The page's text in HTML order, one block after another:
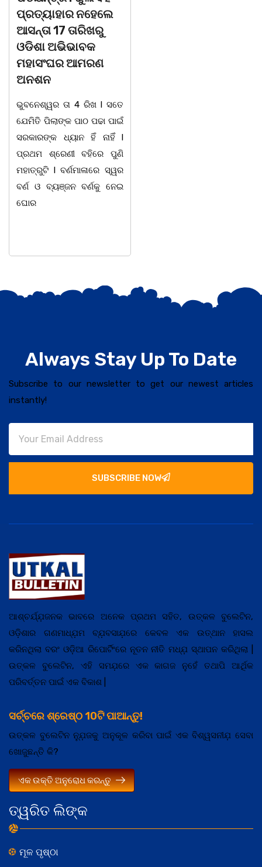
ପ୍ରତ୍ୟାହାର ନହେଲେ
ଆସନ୍ତା 17 ତାରିଖରୁ
ଓଡିଶା ଅଭିଭାବକ
ମହାସଂଘର ଆମରଣ
ଅନଶନ
ଭୁବନେଶ୍ୱର ତା 4 ରିଖ l ସତେ
ଯେମିତି ପିଲାଙ୍କ ପାଠ ପଢା ପାଇଁ
ସରକାରଙ୍କ ଧ୍ୟାନ ହିଁ ନାହିଁ l
ପ୍ରଥମ ଶ୍ରେଣୀ ବହିରେ ପୁଣି
ମହାତ୍ରୁଟି l ବର୍ଣମାଳାରେ ସ୍ୱର
ବର୍ଣ ଓ ବ୍ୟଞ୍ଜନ ବର୍ଣକୁ ନେଇ
ଘୋର
Always Stay Up To Date
Subscribe to our newsletter to get our newest articles
instantly!
SUBSCRIBE NOW
ତ୍ୱରିତ ଲିଙ୍କ
ମୂଳ ପୃଷ୍ଠା
ଆଶ୍ଚର୍ଯ୍ଯ଼ଜନକ ଭାବରେ ଅନେକ ପ୍ରଥମ ସହିତ, ଉତ୍କଳ ବୁଲେଟିନ,
ଓଡ଼ିଶାର ଗଣମାଧ୍ଯ଼ମ ବ୍ଯ଼ବସାଯ଼ରେ କେବଳ ଏକ ଉତ୍ଥାନ ହାସଲ
କରିନଥିଲା ବରଂ ଓଡ଼ିଆ ରିପୋର୍ଟିଂରେ ନୂତନ ନୀତି ମଧ୍ଯ଼ ସ୍ଥାପନ କରିଥିଲା |
ଉତ୍କଳ ବୁଲେଟିନ, ଏହି ସମଯ଼ରେ ଏକ କାଗଜ ନୁହେଁ ତଥାପି ଆର୍ଥିକ
ପରିବର୍ତ୍ତନ ପାଇଁ ଏକ ବିକାଶ |
ସର୍ଚ୍ଚରେ ଶ୍ରେଷ୍ଠ 10ଟି ପାଆନ୍ତୁ!
ଉତ୍କଳ ବୁଲେଟିନ ନ୍ଯ଼ୁଜକୁ ଅନୁକୂଳ କରିବା ପାଇଁ ଏକ ବିଶ୍ୱସନୀଯ଼ ସେବା
ଖୋଜୁଛନ୍ତି କି?
ଏକ ଉକ୍ତି ଅନୁରୋଧ କରନ୍ତୁ